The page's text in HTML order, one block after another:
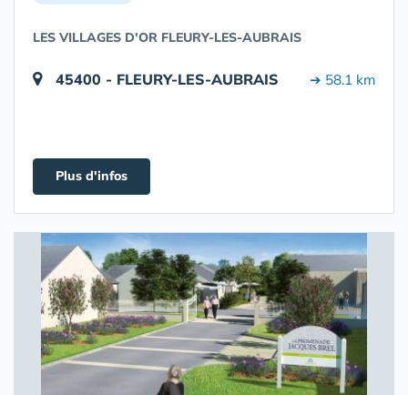
LES VILLAGES D'OR FLEURY-LES-AUBRAIS
45400 - FLEURY-LES-AUBRAIS ➔ 58.1 km
Plus d'infos